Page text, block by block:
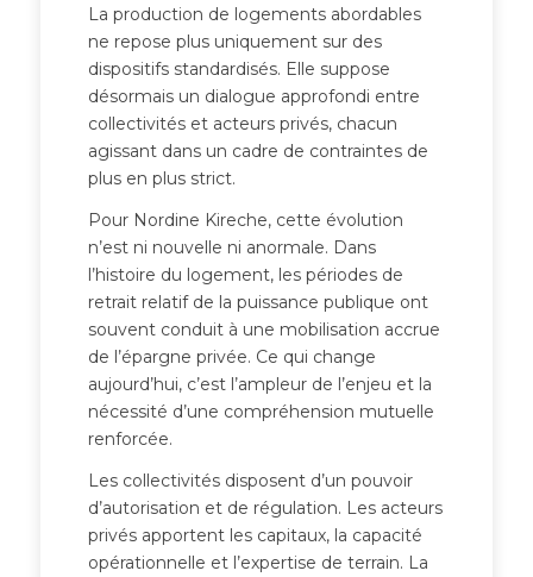
La production de logements abordables
ne repose plus uniquement sur des
dispositifs standardisés. Elle suppose
désormais un dialogue approfondi entre
collectivités et acteurs privés, chacun
agissant dans un cadre de contraintes de
plus en plus strict.
Pour Nordine Kireche, cette évolution
n’est ni nouvelle ni anormale. Dans
l’histoire du logement, les périodes de
retrait relatif de la puissance publique ont
souvent conduit à une mobilisation accrue
de l’épargne privée. Ce qui change
aujourd’hui, c’est l’ampleur de l’enjeu et la
nécessité d’une compréhension mutuelle
renforcée.
Les collectivités disposent d’un pouvoir
d’autorisation et de régulation. Les acteurs
privés apportent les capitaux, la capacité
opérationnelle et l’expertise de terrain. La